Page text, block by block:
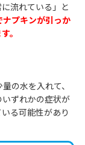
流れている」と
プキンが引っか
。
の水を入れて、
ずれかの症状が
る可能性があり